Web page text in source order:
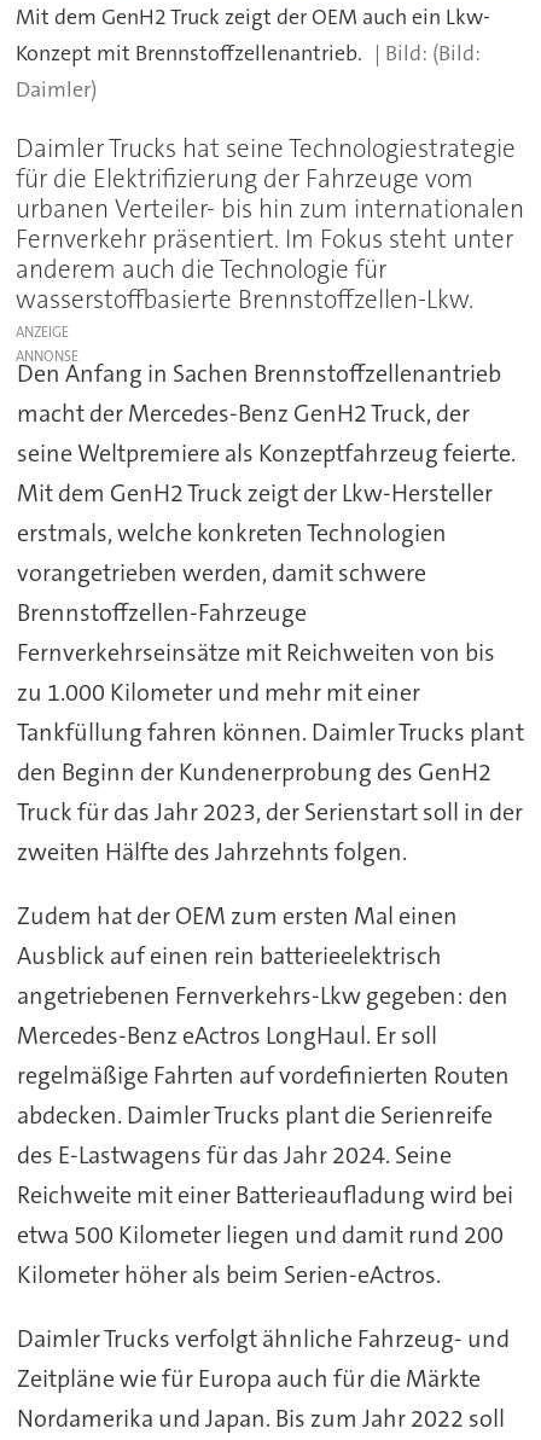
Mit dem GenH2 Truck zeigt der OEM auch ein Lkw-
Konzept mit Brennstoffzellenantrieb.
(Bild:
Daimler)
Daimler Trucks hat seine Technologiestrategie
für die Elektrifizierung der Fahrzeuge vom
urbanen Verteiler- bis hin zum internationalen
Fernverkehr präsentiert. Im Fokus steht unter
anderem auch die Technologie für
wasserstoffbasierte Brennstoffzellen-Lkw.
ANZEIGE
Den Anfang in Sachen Brennstoffzellenantrieb
macht der Mercedes-Benz GenH2 Truck, der
seine Weltpremiere als Konzeptfahrzeug feierte.
Mit dem GenH2 Truck zeigt der Lkw-Hersteller
erstmals, welche konkreten Technologien
vorangetrieben werden, damit schwere
Brennstoffzellen-Fahrzeuge
Fernverkehrseinsätze mit Reichweiten von bis
zu 1.000 Kilometer und mehr mit einer
Tankfüllung fahren können. Daimler Trucks plant
den Beginn der Kundenerprobung des GenH2
Truck für das Jahr 2023, der Serienstart soll in der
zweiten Hälfte des Jahrzehnts folgen.
Zudem hat der OEM zum ersten Mal einen
Ausblick auf einen rein batterieelektrisch
angetriebenen Fernverkehrs-Lkw gegeben: den
Mercedes-Benz eActros LongHaul. Er soll
regelmäßige Fahrten auf vordefinierten Routen
abdecken. Daimler Trucks plant die Serienreife
des E-Lastwagens für das Jahr 2024. Seine
Reichweite mit einer Batterieaufladung wird bei
etwa 500 Kilometer liegen und damit rund 200
Kilometer höher als beim Serien-eActros.
Daimler Trucks verfolgt ähnliche Fahrzeug- und
Zeitpläne wie für Europa auch für die Märkte
Nordamerika und Japan. Bis zum Jahr 2022 soll